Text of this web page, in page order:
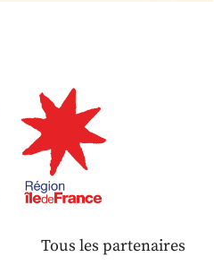
Tous les partenaires